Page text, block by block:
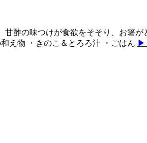
酢の味つけが食欲をそそり、お箸
え物 ・きのこ＆とろろ汁 ・ごはん ▶